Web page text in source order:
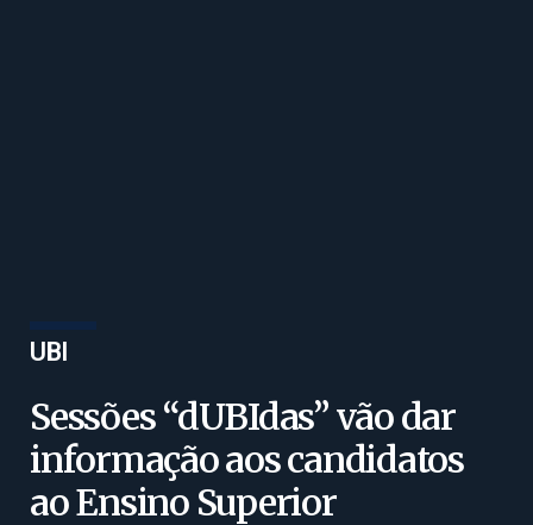
UBI
Sessões “dUBIdas” vão dar
informação aos candidatos
ao Ensino Superior